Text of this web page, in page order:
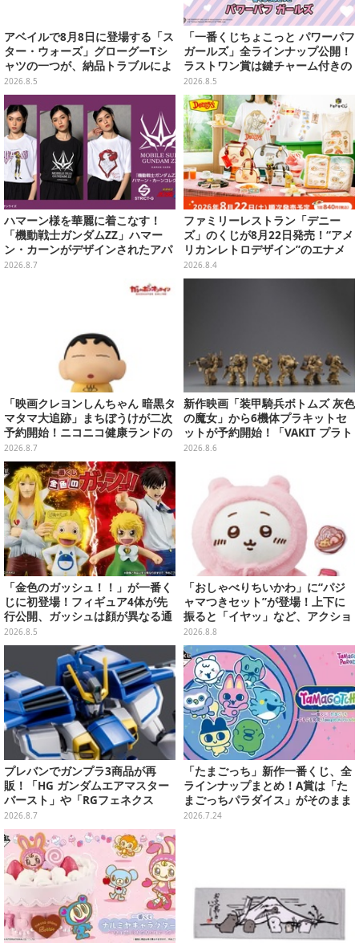
アベイルで8月8日に登場する「ス
ター・ウォーズ」グローグーTシ
ャツの一つが、納品トラブルによ
り販売日変更へ
2026.8.5
「一番くじちょこっと パワーパフ
ガールズ」全ラインナップ公開！
ラストワン賞は鍵チャーム付きの
シール帳スペシャルセットを用意
2026.8.5
ハマーン様を華麗に着こなす！
「機動戦士ガンダムZZ」ハマー
ン・カーンがデザインされたアパ
レルが販売
2026.8.7
ファミリーレストラン「デニー
ズ」のくじが8月22日発売！“アメ
リカンレトロデザイン”のエナメ
ルバッグやTシャツなど、日常使
いできるグッズを用意
2026.8.4
「映画クレヨンしんちゃん 暗黒タ
マタマ大追跡」まちぼうけが二次
予約開始！ニコニコ健康ランドの
服を着たしんちゃん&ひまわりに
「珠由良ブラザーズ」がラインナ
ップ
2026.8.7
新作映画「装甲騎兵ボトムズ 灰色
の魔女」から6機体プラキットセ
ットが予約開始！「VAKIT プラト
ーン」第1弾、各部関節可動仕様
2026.8.6
「金色のガッシュ！！」が一番く
じに初登場！フィギュア4体が先
行公開、ガッシュは顔が異なる通
常/ザケルver.の2種
2026.8.5
「おしゃべりちいかわ」に“パジ
ャマつきセット”が登場！上下に
振ると「イヤッ」など、アクショ
ンに応じて喋ってくれる
2026.8.8
プレバンでガンプラ3商品が再
販！「HG ガンダムエアマスター
バースト」や「RGフェネクス
（ナラティブVer.）」も
2026.8.7
「たまごっち」新作一番くじ、全
ラインナップまとめ！A賞は「た
まごっちパラダイス」がそのまま
ビッグサイズになったアラームク
2026.7.24